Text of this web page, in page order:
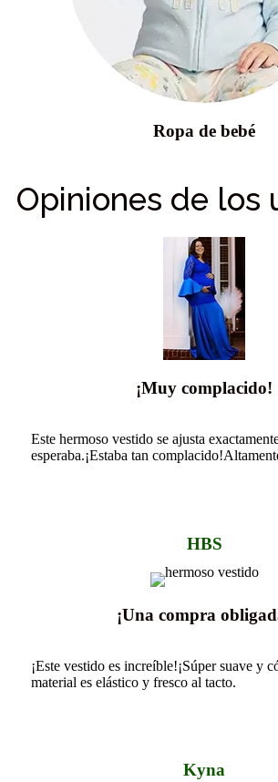
Ropa de bebé
Opiniones de los
¡Muy complacido!
Este hermoso vestido se ajusta
esperaba.¡Estaba tan
HBS
¡Una compra
¡Este vestido es increíble!¡Súper suave y
material es elástico y fresco al tacto.
Kyna